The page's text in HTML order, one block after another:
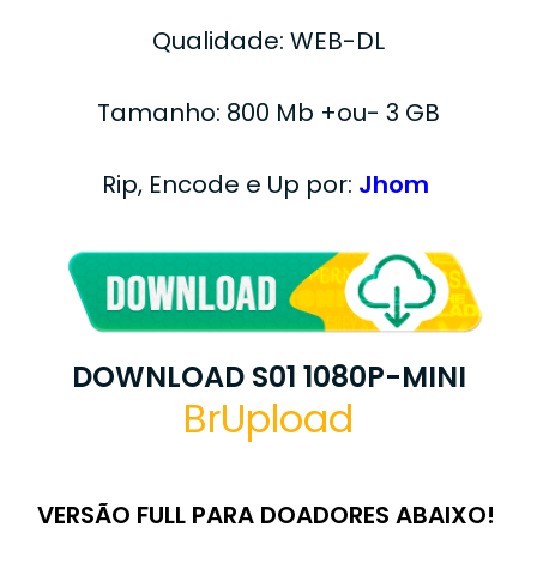
Qualidade: WEB-DL
Tamanho: 800 Mb +ou- 3 GB
Rip, Encode e Up por: Jhom
DOWNLOAD S01 1080P-MINI
BrUpload
VERSÃO FULL PARA DOADORES ABAIXO!